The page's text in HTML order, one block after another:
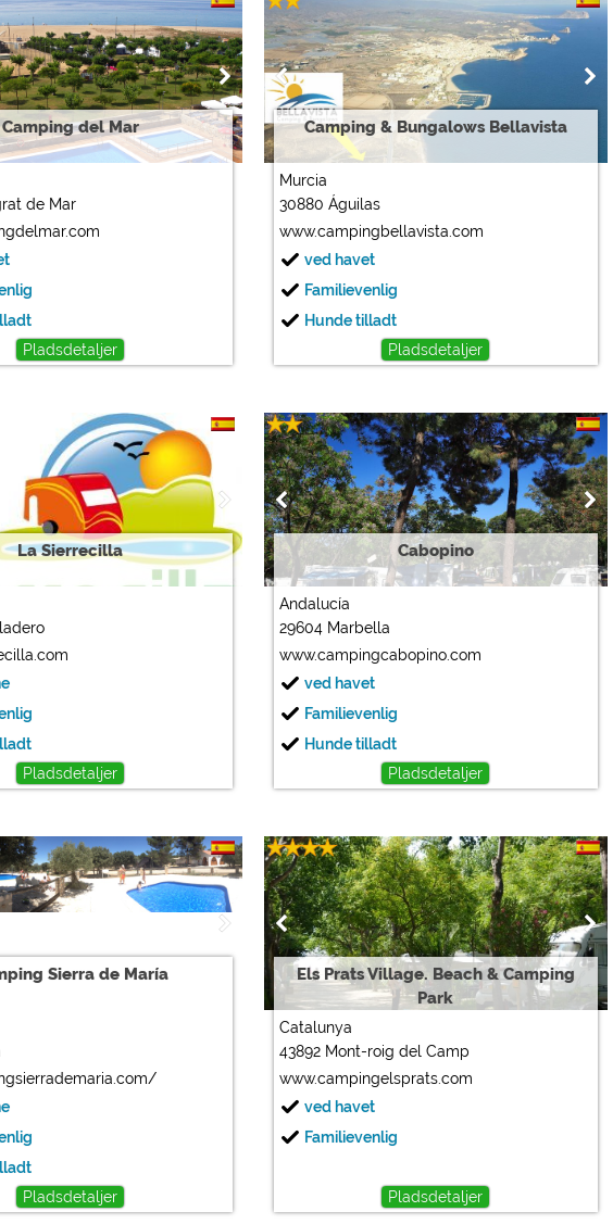
Camping del Mar
de Mar
Pladsdetaljer
Camping & Bungalows Bellavista
Murcia
30880 Águilas
www.campingbellavista.com
ved havet
Familievenlig
Hunde tilladt
Pladsdetaljer
La Sierrecilla
Pladsdetaljer
Cabopino
Andalucía
29604 Marbella
www.campingcabopino.com
ved havet
Familievenlig
Hunde tilladt
Pladsdetaljer
Sierra de María
Pladsdetaljer
Els Prats Village. Beach & Camping
Park
Catalunya
43892 Mont-roig del Camp
www.campingelsprats.com
ved havet
Familievenlig
Pladsdetaljer